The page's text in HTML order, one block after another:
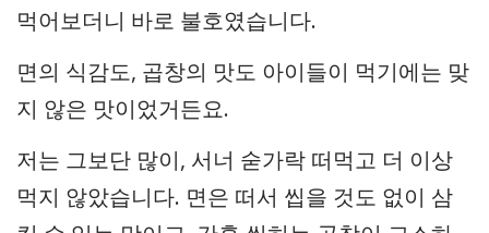
먹어보더니 바로 불호였습니다.
면의 식감도, 곱창의 맛도 아이들이 먹기에는 맞
지 않은 맛이었거든요.
저는 그보단 많이, 서너 숟가락 떠먹고 더 이상
먹지 않았습니다. 면은 떠서 씹을 것도 없이 삼